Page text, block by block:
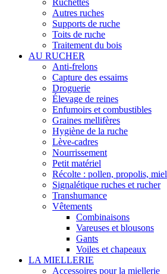
Ruchettes
Autres ruches
Supports de ruche
Toits de ruche
Traitement du bois
AU RUCHER
Anti-frelons
Capture des essaims
Droguerie
Élevage de reines
Enfumoirs et combustibles
Graines mellifères
Hygiène de la ruche
Lève-cadres
Nourrissement
Petit matériel
Récolte : pollen, propolis, miel
Signalétique ruches et rucher
Transhumance
Vêtements
Combinaisons
Vareuses et blousons
Gants
Voiles et chapeaux
LA MIELLERIE
Accessoires pour la miellerie